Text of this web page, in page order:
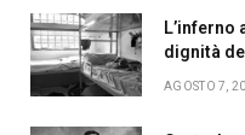
L’inferno
dignità
AGOSTO 7,